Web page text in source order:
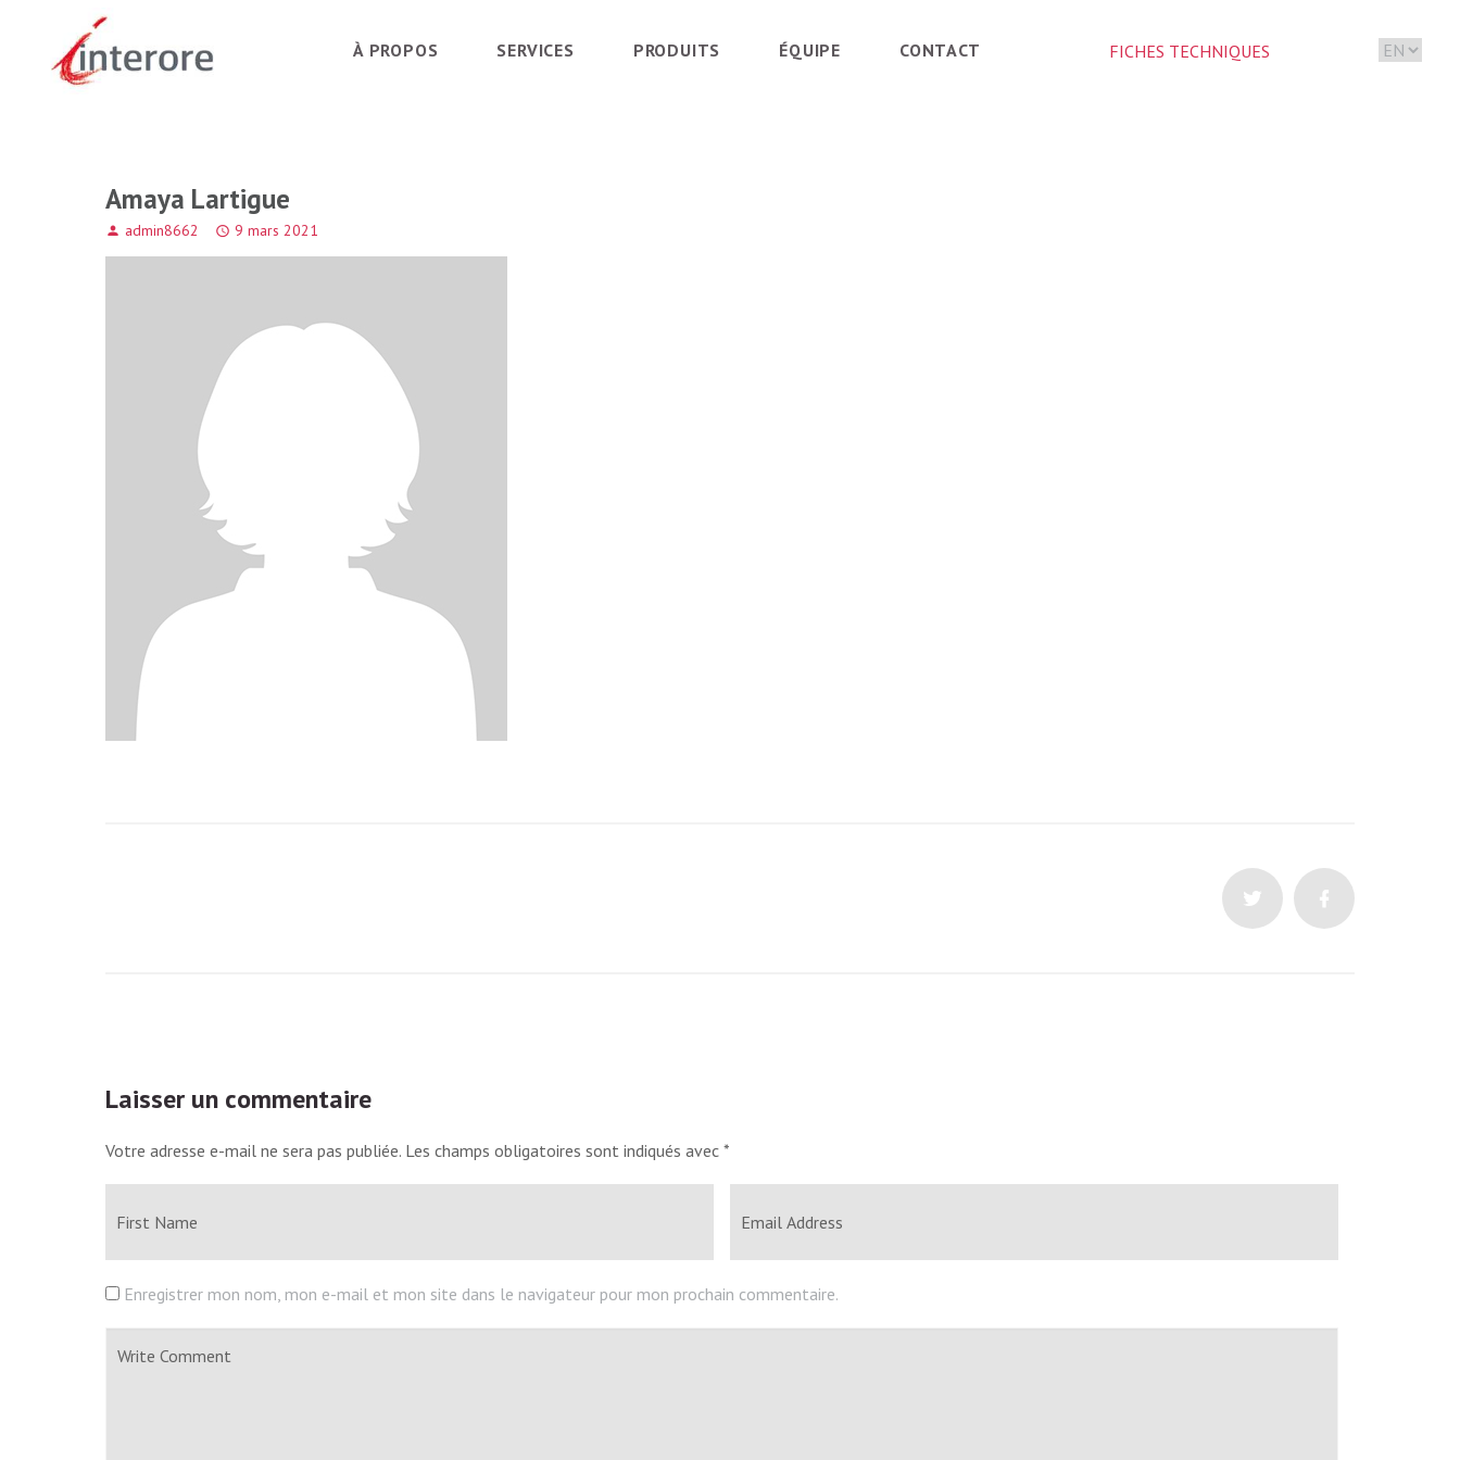
À PROPOS SERVICES PRODUITS ÉQUIPE CONTACT FICHES TECHNIQUES
Amaya Lartigue
admin8662 9 mars 2021
Laisser un commentaire
Votre adresse e-mail ne sera pas publiée. Les champs obligatoires sont indiqués avec *
Enregistrer mon nom, mon e-mail et mon site dans le navigateur pour mon prochain commentaire.